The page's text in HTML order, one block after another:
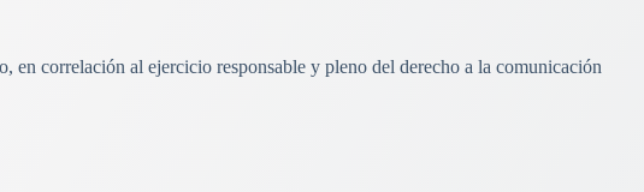
en correlación al ejercicio responsable y pleno del derecho a la comunicación